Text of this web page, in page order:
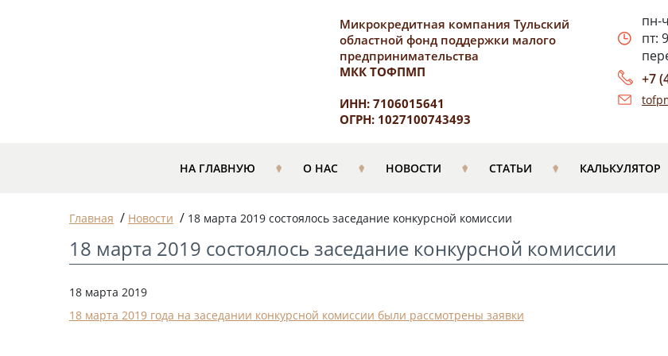
Микрокредитная компания Тульский
областной фонд поддержки малого
предпринимательства
МКК ТОФПМП
ИНН: 7106015641
ОГРН: 1027100743493
пн-
пт:
+7
НА ГЛАВНУЮ О НАС НОВОСТИ СТАТЬИ КАЛЬКУЛЯТОР
Главная / Новости / 18 марта 2019 состоялось заседание конкурсной комиссии
18 марта 2019 состоялось заседание конкурсной комиссии
18 марта 2019
18 марта 2019 года на заседании конкурсной комиссии были рассмотрены заявки